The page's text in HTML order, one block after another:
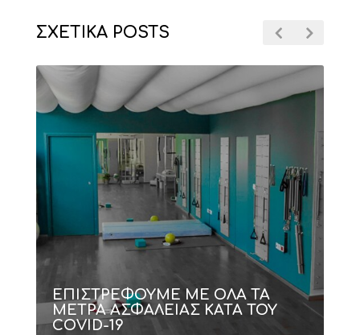
ΣΧΕΤΙΚΑ POSTS
ΕΠΙΣΤΡΕΦΟΥΜΕ ΜΕ ΟΛΑ ΤΑ
ΜΕΤΡΑ ΑΣΦΑΛΕΙΑΣ ΚΑΤΑ ΤΟΥ
COVID-19